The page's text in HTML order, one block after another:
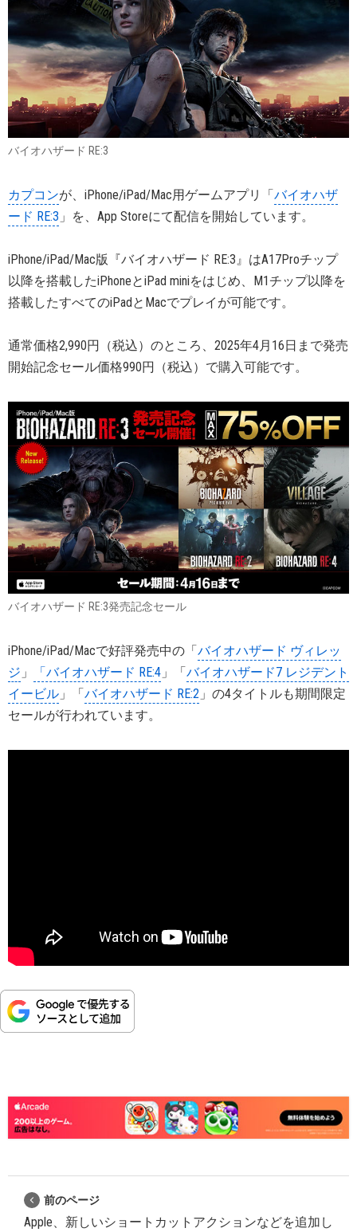
バイオハザード RE:3
カプコンが、iPhone/iPad/Mac用ゲームアプリ「バイオハザ
ード RE:3 」を、App Storeにて配信を開始しています。
iPhone/iPad/Mac版『バイオハザード RE:3』はA17Proチップ
以降を搭載したiPhoneとiPad miniをはじめ、M1チップ以降を
搭載したすべてのiPadとMacでプレイが可能です。
通常価格2,990円（税込）のところ、2025年4月16日まで発売
開始記念セール価格990円（税込）で購入可能です。
バイオハザード RE:3発売記念セール
iPhone/iPad/Macで好評発売中の「バイオハザード ヴィレッ
ジ 」 「バイオハザード RE:4 」「バイオハザード7 レジデント
イービル 」「バイオハザード RE:2 」の4タイトルも期間限定
セールが行われています。
前のページ
Apple、新しいショートカットアクションなどを追加し